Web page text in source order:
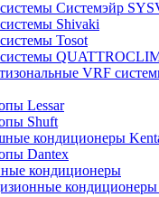
Системэйр
Shivaki
Tosot
VRF
Lessar
Shuft
кондиционеры
Dantex
кондиционеры